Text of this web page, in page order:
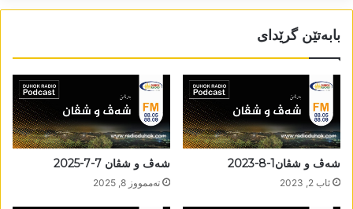
بابەتێن گرێدای
شەڤ و شڤان1-8-2023
ئاب 2, 2023
شەڤ و شڤان 7-7-2025
تەممووز 8, 2025